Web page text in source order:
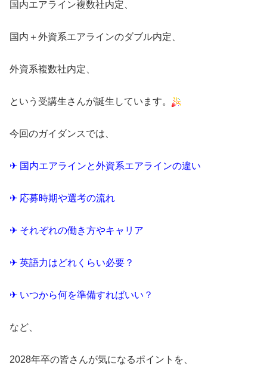
国内エアライン複数社内定、
国内＋外資系エアラインのダブル内定、
外資系複数社内定、
という受講生さんが誕生しています。
今回のガイダンスでは、
✈ 国内エアラインと外資系エアラインの違い
✈ 応募時期や選考の流れ
✈ それぞれの働き方やキャリア
✈ 英語力はどれくらい必要？
✈ いつから何を準備すればいい？
など、
2028年卒の皆さんが気になるポイントを、